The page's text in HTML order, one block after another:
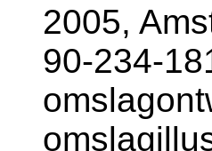
2005,
90-234-